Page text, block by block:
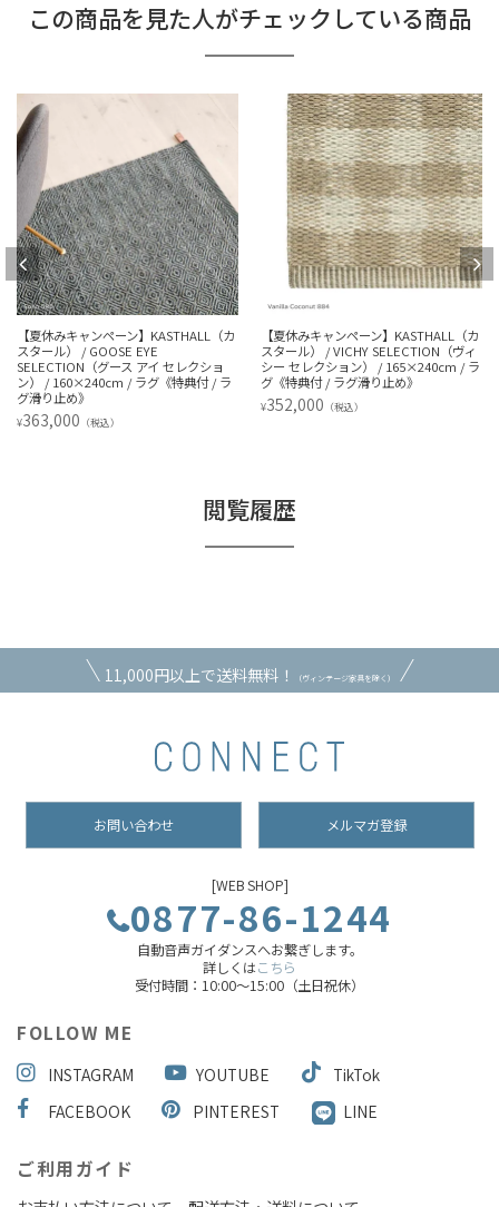
この商品を見た人がチェックしている商品
【夏休みキャンペーン】KASTHALL（カ
スタール） / GOOSE EYE
SELECTION（グース アイ セレクショ
ン） / 160×240cm / ラグ《特典付 / ラ
グ滑り止め》
¥363,000 （税込）
【夏休みキャンペーン】KASTHALL（カ
スタール） / VICHY SELECTION（ヴィ
シー セレクション） / 165×240cm / ラ
グ《特典付 / ラグ滑り止め》
¥352,000 （税込）
閲覧履歴
11,000円以上で送料無料！ （ヴィンテージ家具を除く）
お問い合わせ メルマガ登録
[WEB SHOP]
0877-86-1244
自動音声ガイダンスへお繋ぎします。
詳しくはこちら
受付時間：10:00～15:00（土日祝休）
FOLLOW ME
INSTAGRAM YOUTUBE
TikTok
FACEBOOK
PINTEREST LINE
ご利用ガイド